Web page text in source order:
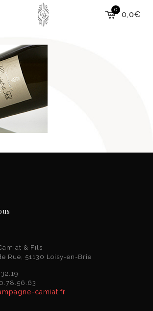
0
0,0€
& Fils
Rue, 51130 Loisy-en-Brie
camiat.fr